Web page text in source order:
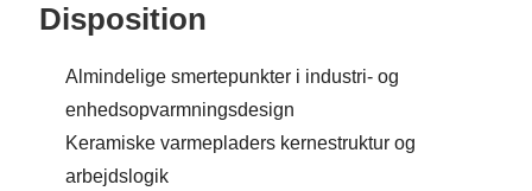
Disposition
Almindelige smertepunkter i industri- og
enhedsopvarmningsdesign
Keramiske varmepladers kernestruktur og
arbejdslogik